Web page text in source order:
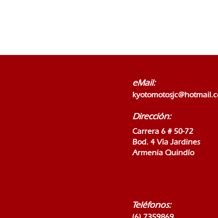
eMail:
Dirección:
Carrera 6 # 50-72
Bod. 4 Via Jardines
Armenia Quindío
Teléfonos: